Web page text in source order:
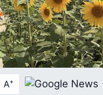
A+